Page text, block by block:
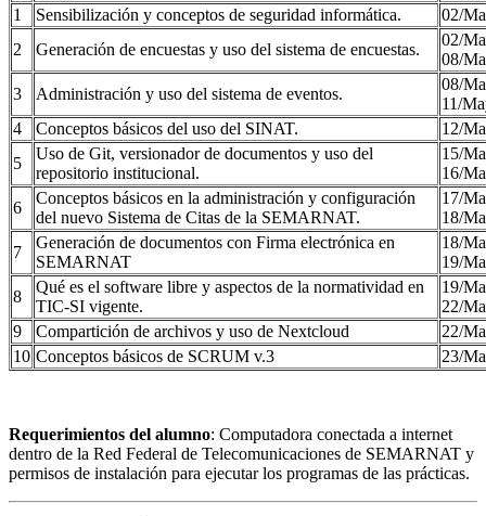
1
Sensibilización y conceptos de seguridad informática.
02/
2
Generación de encuestas y uso del sistema de encuestas.
02/
08/
3
Administración y uso del sistema de eventos.
08/
11/
4
Conceptos básicos del uso del SINAT.
12/
5
Uso de Git, versionador de documentos y uso del
repositorio institucional.
15/
16/
6
Conceptos básicos en la administración y configuración
del nuevo Sistema de Citas de la SEMARNAT.
17/
18/
7
Generación de documentos con Firma electrónica en
SEMARNAT
18/
19/
8
Qué es el software libre y aspectos de la normatividad en
TIC-SI vigente.
19/
22/
9
Compartición de archivos y uso de Nextcloud
22/
10 Conceptos básicos de SCRUM v.3 23/
Requerimientos del alumno: Computadora conectada a internet
dentro de la Red Federal de Telecomunicaciones de SEMARNAT y
permisos de instalación para ejecutar los programas de las prácticas.